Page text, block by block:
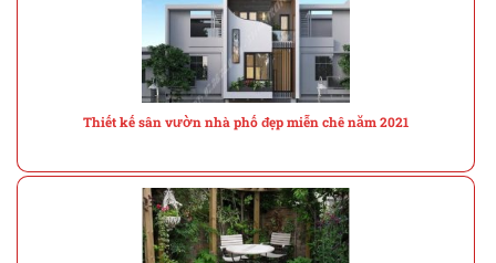
Thiết kế sân vườn nhà phố đẹp miễn chê năm 2021